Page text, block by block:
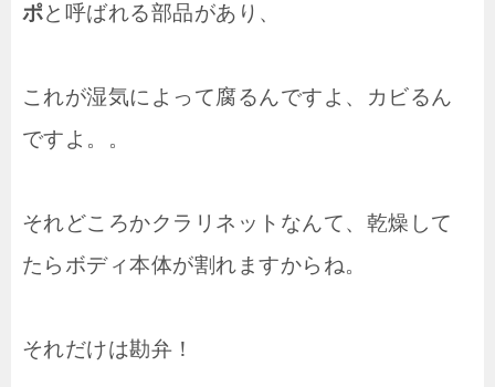
ポと呼ばれる部品があり、
これが湿気によって腐るんですよ、カビるん
ですよ。。
それどころかクラリネットなんて、乾燥して
たらボディ本体が割れますからね。
それだけは勘弁！